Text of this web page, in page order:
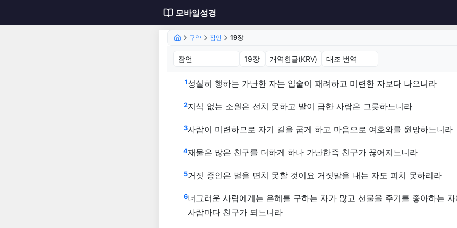
모바일성경
구약 잠언 19장
잠언 19장 (개역한글(KRV))
1성실히 행하는 가난한 자는 입술이 패려하고 미련한 자보다 나으니라
2지식 없는 소원은 선치 못하고 발이 급한 사람은 그릇하느니라
3사람이 미련하므로 자기 길을 굽게 하고 마음으로 여호와를 원망하느니라
4재물은 많은 친구를 더하게 하나 가난한즉 친구가 끊어지느니라
5거짓 증인은 벌을 면치 못할 것이요 거짓말을 내는 자도 피치 못하리라
6너그러운 사람에게는 은혜를 구하는 자가 많고 선물을 주기를 좋아하는
사람마다 친구가 되느니라